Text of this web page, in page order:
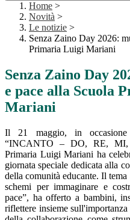
Home >
Novità >
Le notizie >
Senza Zaino Day 2026:
Primaria Luigi Mariani
Senza Zaino Day
e pace alla Scuola
Mariani
Il 21 maggio, in occasione
“INCANTO – DO, RE,
Primaria Luigi Mariani ha
giornata speciale dedicata alla
della comunità educante. Il
schemi per immaginare e
pace”, ha offerto a bambini,
riflettere insieme